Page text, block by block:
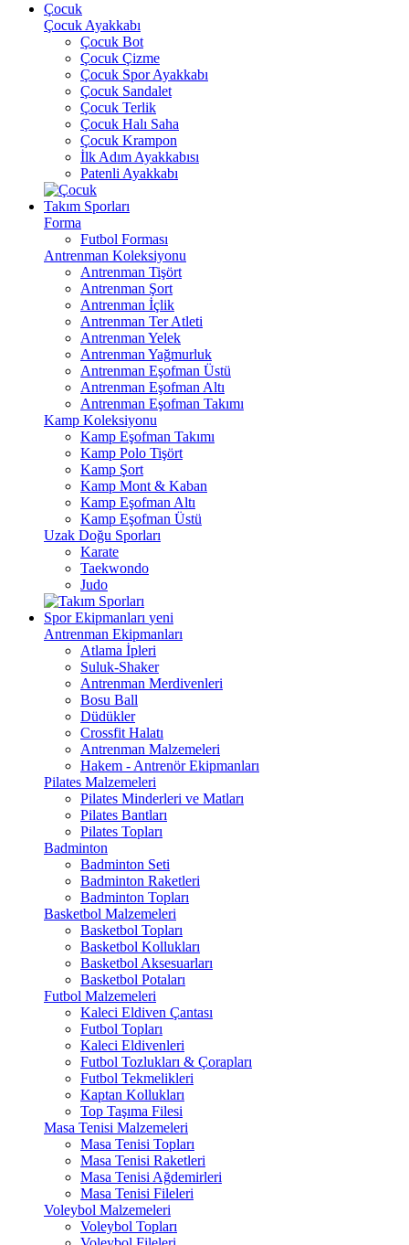
Çocuk
Çocuk Ayakkabı
Çocuk Bot
Çocuk Çizme
Çocuk Spor Ayakkabı
Çocuk Sandalet
Çocuk Terlik
Çocuk Halı Saha
Çocuk Krampon
İlk Adım Ayakkabısı
Patenli Ayakkabı
Takım Sporları
Forma
Futbol Forması
Antrenman Koleksiyonu
Antrenman Tişört
Antrenman Şort
Antrenman İçlik
Antrenman Ter Atleti
Antrenman Yelek
Antrenman Yağmurluk
Antrenman Eşofman Üstü
Antrenman Eşofman Altı
Antrenman Eşofman Takımı
Kamp Koleksiyonu
Kamp Eşofman Takımı
Kamp Polo Tişört
Kamp Şort
Kamp Mont & Kaban
Kamp Eşofman Altı
Kamp Eşofman Üstü
Uzak Doğu Sporları
Karate
Taekwondo
Judo
Spor Ekipmanları yeni
Antrenman Ekipmanları
Atlama İpleri
Suluk-Shaker
Antrenman Merdivenleri
Bosu Ball
Düdükler
Crossfit Halatı
Antrenman Malzemeleri
Hakem - Antrenör Ekipmanları
Pilates Malzemeleri
Pilates Minderleri ve Matları
Pilates Bantları
Pilates Topları
Badminton
Badminton Seti
Badminton Raketleri
Badminton Topları
Basketbol Malzemeleri
Basketbol Topları
Basketbol Kollukları
Basketbol Aksesuarları
Basketbol Potaları
Futbol Malzemeleri
Kaleci Eldiven Çantası
Futbol Topları
Kaleci Eldivenleri
Futbol Tozlukları & Çorapları
Futbol Tekmelikleri
Kaptan Kollukları
Top Taşıma Filesi
Masa Tenisi Malzemeleri
Masa Tenisi Topları
Masa Tenisi Raketleri
Masa Tenisi Ağdemirleri
Masa Tenisi Fileleri
Voleybol Malzemeleri
Voleybol Topları